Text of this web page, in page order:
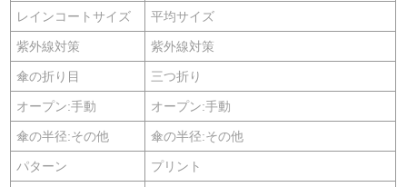
レインコートサイズ 平均サイズ
紫外線対策 紫外線対策
傘の折り目 三つ折り
オープン:手動 オープン:手動
傘の半径:その他 傘の半径:その他
パターン プリント